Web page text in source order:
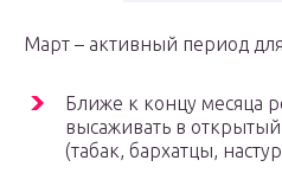
Март – активный период
Ближе к концу месяца
высаживать в
(табак, бархатцы,